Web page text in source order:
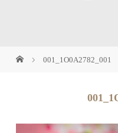
001_1O0A2782_001